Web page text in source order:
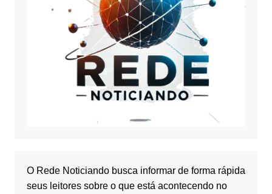
O Rede Noticiando busca informar de forma rápida
seus leitores sobre o que está acontecendo no